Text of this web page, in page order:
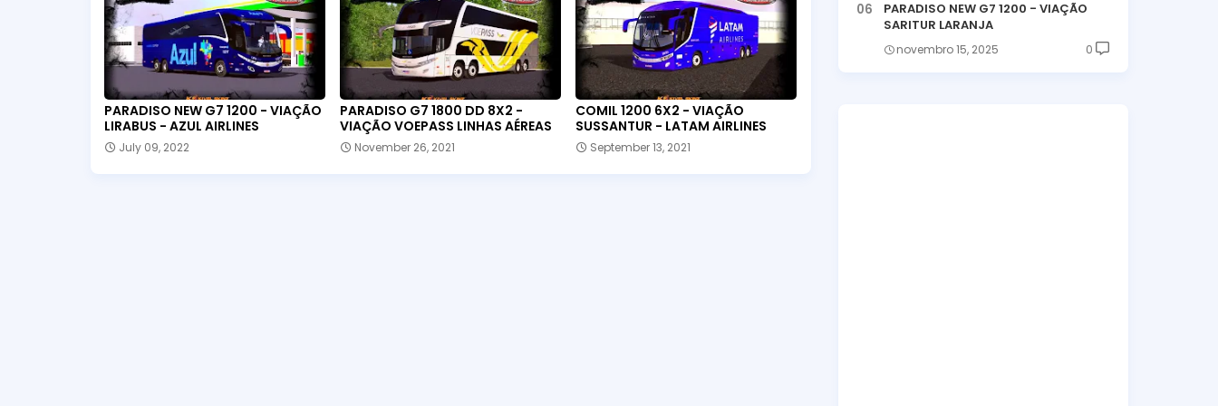
PARADISO NEW G7 1200 - VIAÇÃO
LIRABUS - AZUL AIRLINES
July 09, 2022
PARADISO G7 1800 DD 8X2 -
VIAÇÃO VOEPASS LINHAS AÉREAS
November 26, 2021
COMIL 1200 6X2 - VIAÇÃO
SUSSANTUR - LATAM AIRLINES
September 13, 2021
PARADISO NEW G7 1200 - VIAÇÃO
SARITUR LARANJA
novembro 15, 2025 0